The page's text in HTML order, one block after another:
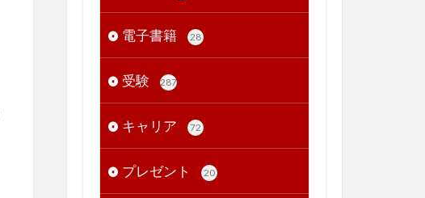
電子書籍 28
受験 287
キャリア 72
プレゼント 20